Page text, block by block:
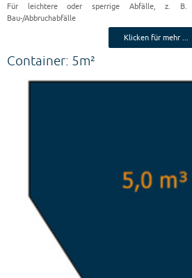
Für leichtere oder sperrige Abfälle, z. B.
Bau-/Abbruchabfälle
Klicken für mehr ...
Container: 5m²